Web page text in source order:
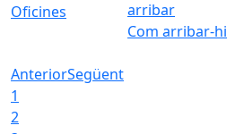
Oficines
Com arribar-hi
AnteriorSegüent
1
2